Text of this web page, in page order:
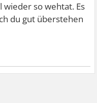
so wehtat. Es
du gut überstehen